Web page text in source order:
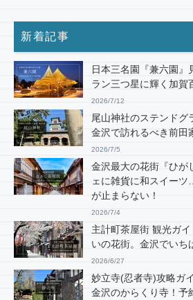
新着記事
日本三名園『兼六園』
ラン三つ星に輝く加賀
2026/7/12
尾山神社のステンドグ
金沢で訪れるべき前田
2026/7/5
金沢最大の花街『ひが
ェに雑貨に和スイー
が止まらない！
2026/7/4
主計町茶屋街 観光ガ
いの花街。金沢でいち
2026/6/27
妙立寺(忍者寺)攻略ガ
金沢のからくり寺！予